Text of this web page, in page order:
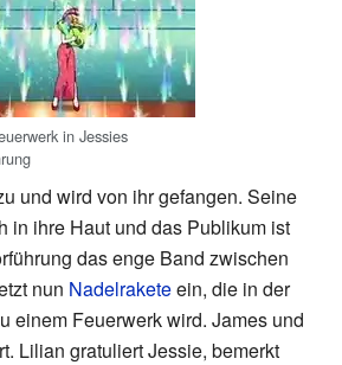
in Jessies
und wird von ihr gefangen. Seine
in ihre Haut und das Publikum ist
das enge Band zwischen
nun Nadelraketeein, die in der
einem Feuerwerk wird. James und
Lilian gratuliert Jessie, bemerkt